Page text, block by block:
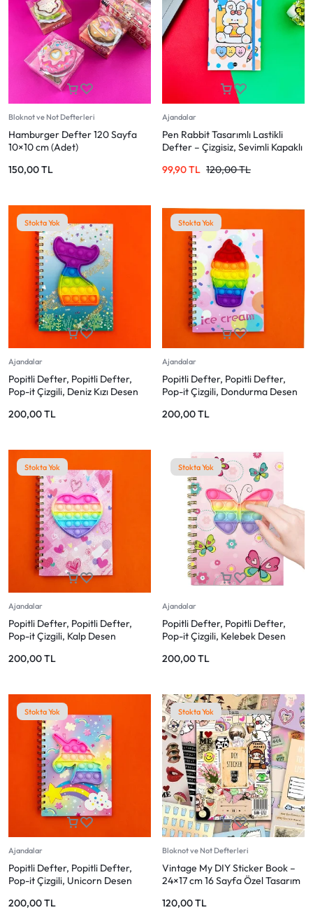
Bloknot ve Not Defterleri
Hamburger Defter 120 Sayfa
10×10 cm (Adet)
150,00TL
Ajandalar
Pen Rabbit Tasarımlı Lastikli
Defter – Çizgisiz, Sevimli Kapaklı
120,00TL
99,90TL
Stokta Yok
Ajandalar
Popitli Defter, Popitli Defter,
Pop-it Çizgili, Deniz Kızı Desen
200,00TL
Stokta Yok
Ajandalar
Popitli Defter, Popitli Defter,
Pop-it Çizgili, Dondurma Desen
200,00TL
Stokta Yok
Ajandalar
Popitli Defter, Popitli Defter,
Pop-it Çizgili, Kalp Desen
200,00TL
Stokta Yok
Ajandalar
Popitli Defter, Popitli Defter,
Pop-it Çizgili, Kelebek Desen
200,00TL
Stokta Yok
Ajandalar
Popitli Defter, Popitli Defter,
Pop-it Çizgili, Unicorn Desen
200,00TL
Stokta Yok
Bloknot ve Not Defterleri
Vintage My DIY Sticker Book –
24×17 cm 16 Sayfa Özel Tasarım
120,00TL